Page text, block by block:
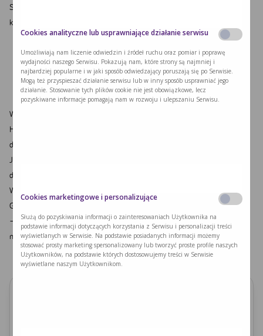
Starostecka oraz dr n. o zdrowiu dietetyk Aneta Gwozdowska oraz część
kulinarna, za którą odpowiada nasz kucharz Jerzy Nogal
W programie:
Historia PIZZY, od czego tak naprawdę się zaczęło?
dr Ewa Starostecka
Jak Party , to musi być zabawa, czyli edukacyjne komponowanie pizzy PKU
dr Aneta Gwozdowska
Warsztat kulinarny:
Gdy mąka spotyka wodę, a ser zaczyna się ciągnąć, jak dobre wspomnienie
– wiadomo, że w kuchni pojawił się Jerzy Nogal. Człowiek, znający przepis
na idealną pizzę PKU, której każdy kęs smakuje jak podróż do Neapolu
Cookies analityczne lub usprawniające działanie serwisu
Umożliwiają nam liczenie odwiedzin i źródeł ruchu oraz pomiar i poprawę
wydajności naszego Serwisu. Pokazują nam, które strony są najmniej i
najbardziej popularne i w jaki sposób odwiedzający poruszają się po Serwisie.
Mogą też przyspieszać działanie serwisu lub w inny sposób usprawniać jego
działanie. Stosowanie tych plików cookie nie jest obowiązkowe, lecz
pozyskiwane informacje pomagają nam w rozwoju i ulepszaniu Serwisu.
Cookies marketingowe i personalizujące
Służą do pozyskiwania informacji o zainteresowaniach Użytkownika na
podstawie informacji dotyczących korzystania z Serwisu i personalizacji treści
wyświetlanych w Serwisie. Na podstawie posiadanych informacji możemy
stosować prosty marketing spersonalizowany lub tworzyć proste profile naszych
Użytkowników, na podstawie których dostosowujemy treści w Serwisie
wyświetlane naszym Użytkownikom.